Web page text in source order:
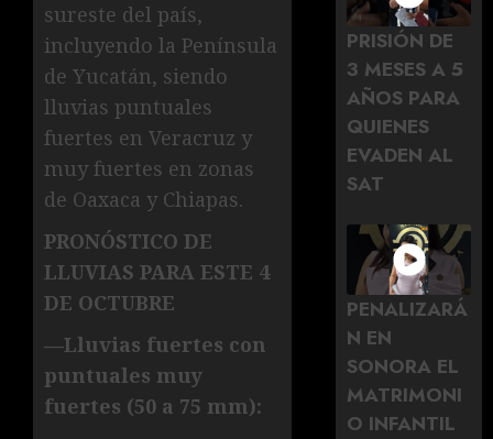
sureste del país,
incluyendo la Península
de Yucatán, siendo
lluvias puntuales
fuertes en Veracruz y
muy fuertes en zonas
de Oaxaca y Chiapas.
PRONÓSTICO DE
LLUVIAS PARA ESTE 4
DE OCTUBRE
—Lluvias fuertes con
puntuales muy
fuertes (50 a 75 mm):
PRISIÓN DE
3 MESES A 5
AÑOS PARA
QUIENES
EVADEN AL
SAT
PENALIZARÁ
N EN
SONORA EL
MATRIMONI
O INFANTIL